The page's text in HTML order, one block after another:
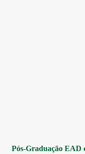
Pós-Graduação EAD